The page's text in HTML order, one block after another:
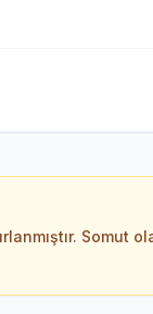
Somut